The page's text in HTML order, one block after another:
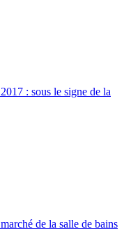
: sous le signe de la
de la salle de bains